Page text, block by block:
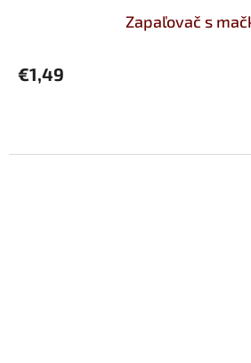
Zapaľovač s
€1,49